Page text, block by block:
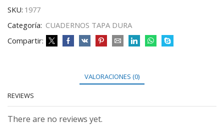
SKU: 1977
Categoría: CUADERNOS TAPA DURA
Compartir:
VALORACIONES (0)
REVIEWS
There are no reviews yet.